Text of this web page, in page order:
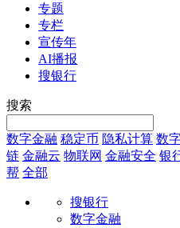
专题
专栏
宣传年
AI播报
搜银行
搜索
数字金融 稳定币 隐私计算 数
链 金融云 物联网 金融安全 银
帮 全部
搜银行
数字金融